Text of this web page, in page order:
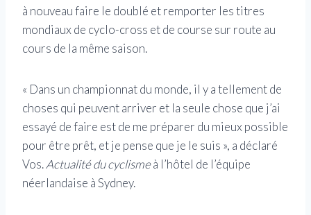
à nouveau faire le doublé et remporter les titres
mondiaux de cyclo-cross et de course sur route au
cours de la même saison.
« Dans un championnat du monde, il y a tellement de
choses qui peuvent arriver et la seule chose que j’ai
essayé de faire est de me préparer du mieux possible
pour être prêt, et je pense que je le suis », a déclaré
Vos.Actualité du cyclismeà l’hôtel de l’équipe
néerlandaise à Sydney.